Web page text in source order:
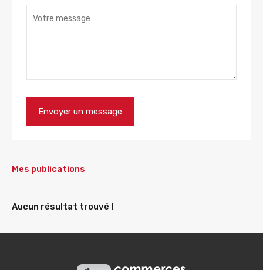
Mes publications
Aucun résultat trouvé !